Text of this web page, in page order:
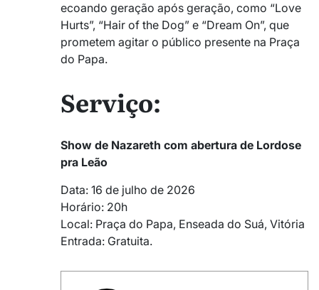
ecoando geração após geração, como “Love
Hurts”, “Hair of the Dog” e “Dream On”, que
prometem agitar o público presente na Praça
do Papa.
Serviço:
Show de Nazareth com abertura de Lordose
pra Leão
Data: 16 de julho de 2026
Horário: 20h
Local: Praça do Papa, Enseada do Suá, Vitória
Entrada: Gratuita.